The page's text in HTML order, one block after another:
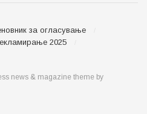
за огласување
2025
news & magazine theme by